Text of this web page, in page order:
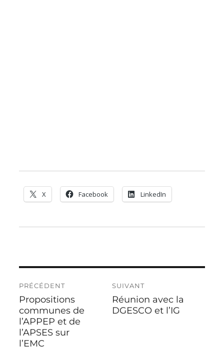
X Facebook LinkedIn
de
l’article
PRÉCÉDENT
Publication
précédente :
Propositions
communes de
l’APPEP et de
l’APSES sur
l’EMC
SUIVANT
Publication
suivante :
Réunion avec la
DGESCO et l’IG